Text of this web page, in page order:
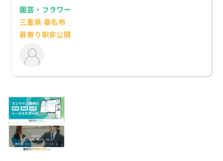
園芸・フラワー
三重県 桑名市
最寄り駅非公開